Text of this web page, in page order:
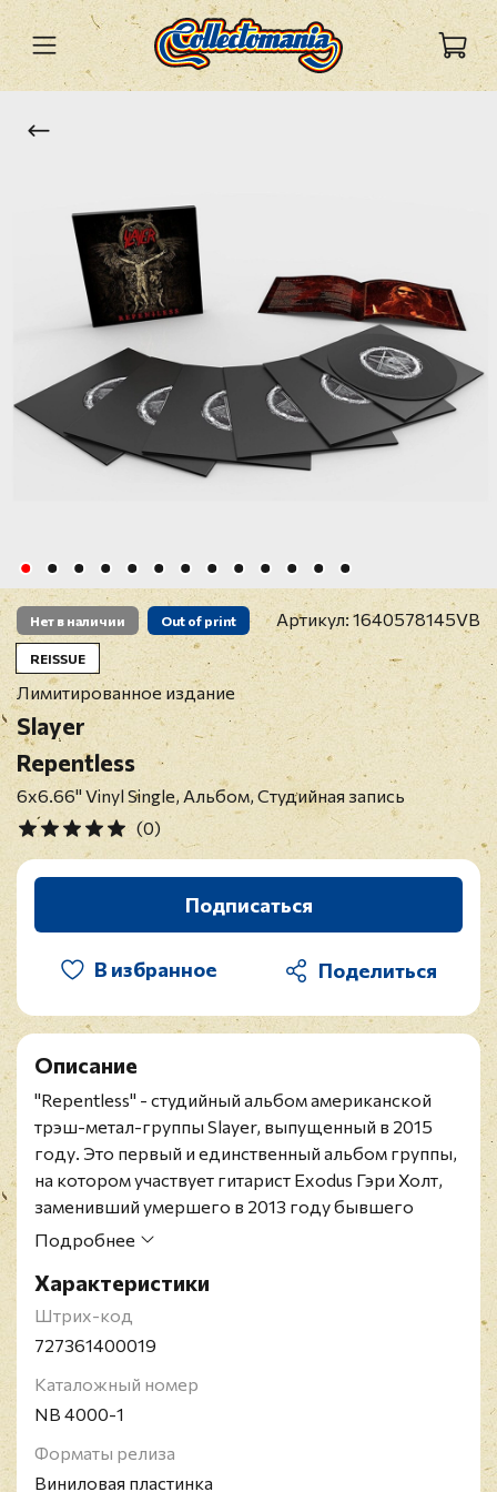
Нет в наличии Out of print
REISSUE
Артикул:1640578145VB
Лимитированное издание
Slayer
Repentless
6x6.66" Vinyl Single, Альбом, Студийная запись
(0)
Подписаться
В избранное
Описание
"Repentless" - студийный альбом американской
трэш-метал-группы Slayer, выпущенный в 2015
году. Это первый и единственный альбом группы,
на котором участвует гитарист Exodus Гэри Холт,
заменивший умершего в 2013 году бывшего
гитариста Джеффа Ханнемана, и первый,
записи альбома принял участие Пол Бостаф,
который ушёл из группы в 2001 году после записи
"God Hates Us All". Записано и сведено в студии
Лимитированное переиздание 2018 года
представлено в бокс-сете на шести 6.66-
дюймовых синглах. Скорость записи 45 RPM.
Содержит буклет с текстами песен и информацией
Подробнее
Характеристики
Штрих-код
727361400019
Каталожный номер
NB 4000-1
Форматы релиза
Виниловая пластинка